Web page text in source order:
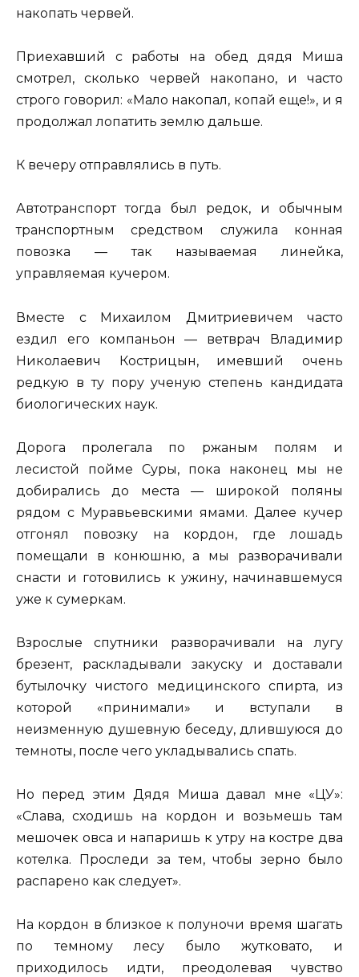
накопать червей.
Приехавший с работы на обед дядя Миша
смотрел, сколько червей накопано, и часто
строго говорил: «Мало накопал, копай еще!», и я
продолжал лопатить землю дальше.
К вечеру отправлялись в путь.
Автотранспорт тогда был редок, и обычным
транспортным средством служила конная
повозка — так называемая линейка,
управляемая кучером.
Вместе с Михаилом Дмитриевичем часто
ездил его компаньон — ветврач Владимир
Николаевич Кострицын, имевший очень
редкую в ту пору ученую степень кандидата
биологических наук.
Дорога пролегала по ржаным полям и
лесистой пойме Суры, пока наконец мы не
добирались до места — широкой поляны
рядом с Муравьевскими ямами. Далее кучер
отгонял повозку на кордон, где лошадь
помещали в конюшню, а мы разворачивали
снасти и готовились к ужину, начинавшемуся
уже к сумеркам.
Взрослые спутники разворачивали на лугу
брезент, раскладывали закуску и доставали
бутылочку чистого медицинского спирта, из
которой «принимали» и вступали в
неизменную душевную беседу, длившуюся до
темноты, после чего укладывались спать.
Но перед этим Дядя Миша давал мне «ЦУ»:
«Слава, сходишь на кордон и возьмешь там
мешочек овса и напаришь к утру на костре два
котелка. Проследи за тем, чтобы зерно было
распарено как следует».
На кордон в близкое к полуночи время шагать
по темному лесу было жутковато, и
приходилось идти, преодолевая чувство